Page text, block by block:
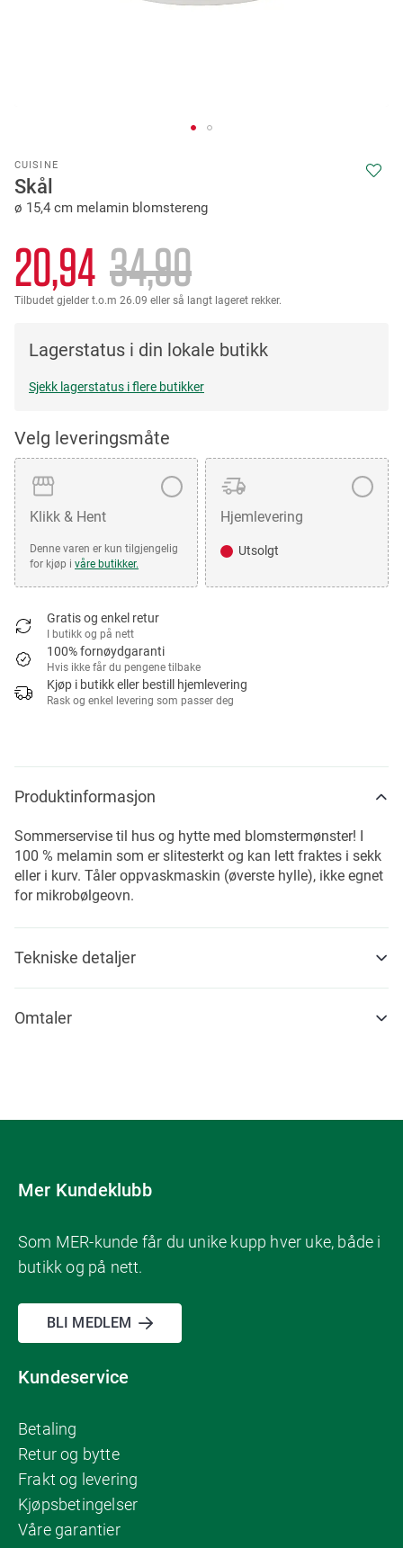
CUISINE
Skål
ø 15,4 cm melamin blomstereng
20,94 34,90
Tilbudet gjelder t.o.m 26.09 eller så langt lageret rekker.
Lagerstatus i din lokale butikk
Sjekk lagerstatus i flere butikker
Velg leveringsmåte
Klikk & Hent
Denne varen er kun tilgjengelig
for kjøp i våre butikker.
Hjemlevering
Utsolgt
Gratis og enkel retur
I butikk og på nett
100% fornøydgaranti
Hvis ikke får du pengene tilbake
Kjøp i butikk eller bestill hjemlevering
Rask og enkel levering som passer deg
to
the
beginning
the
images
gallery
Produktinformasjon
Sommerservise til hus og hytte med blomstermønster! I
100 % melamin som er slitesterkt og kan lett fraktes i sekk
eller i kurv. Tåler oppvaskmaskin (øverste hylle), ikke egnet
for mikrobølgeovn.
Tekniske detaljer
Omtaler
Mer Kundeklubb
Som MER-kunde får du unike kupp hver uke, både i
butikk og på nett.
BLI MEDLEM
Kundeservice
Betaling
Retur og bytte
Frakt og levering
Kjøpsbetingelser
Våre garantier